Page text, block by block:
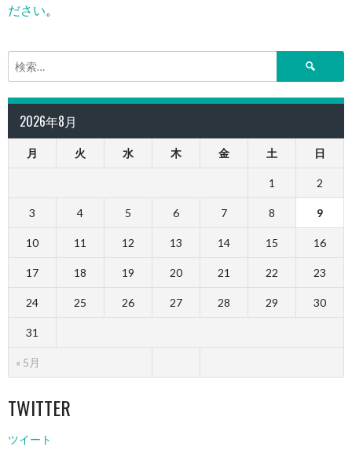
ださい。
2026年8月
月 火 水 木 金 土 日
« 5月
1 2
3 4 5 6 7 8 9
10 11 12 13 14 15 16
17 18 19 20 21 22 23
24 25 26 27 28 29 30
31
TWITTER
ツイート